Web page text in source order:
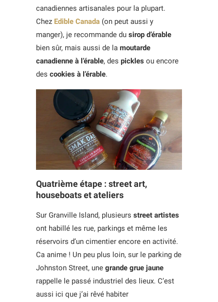
canadiennes artisanales pour la plupart.
Chez Edible Canada (on peut aussi y
manger), je recommande du sirop d’érable
bien sûr, mais aussi de la moutarde
canadienne à l’érable, des pickles ou encore
des cookies à l’érable.
Quatrième étape : street art,
houseboats et ateliers
Sur Granville Island, plusieurs street artistes
ont habillé les rue, parkings et même les
réservoirs d’un cimentier encore en activité.
Ca anime ! Un peu plus loin, sur le parking de
Johnston Street, une grande grue jaune
rappelle le passé industriel des lieux. C’est
aussi ici que j’ai rêvé habiter